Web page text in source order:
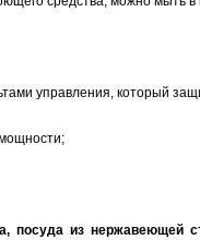
управления, который
посуда из